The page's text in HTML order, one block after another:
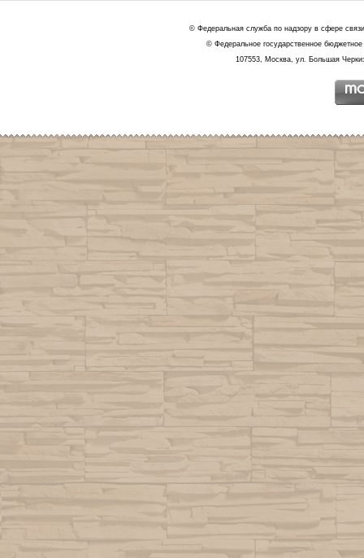
© Федеральная служба по надзору в сфере
© Федеральное государственное
107553, Москва, ул. Большая